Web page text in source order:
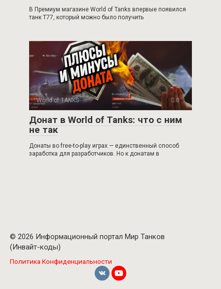
В Премиум магазине World of Tanks впервые появился
танк Т77, который можно было получить
World of TANKS 0
Донат в World of Tanks: что с ним
не так
Донаты во free-to-play играх — единственный способ
заработка для разработчиков. Но к донатам в
© 2026 Информационный портал Мир Танков
(Инвайт-коды)
Политика Конфиденциальности